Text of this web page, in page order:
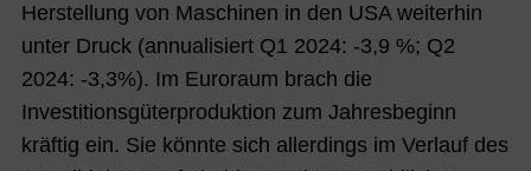
Herstellung von Maschinen in den USA weiterhin
unter Druck (annualisiert Q1 2024: -3,9 %; Q2
2024: -3,3%). Im Euroraum brach die
Investitionsgüterproduktion zum Jahresbeginn
kräftig ein. Sie könnte sich allerdings im Verlauf des